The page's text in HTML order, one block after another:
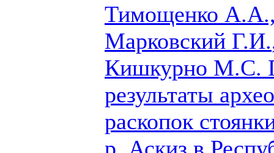
Тимощенко
Марковский Г.И.
Кишкурно М.С.
результаты
раскопок